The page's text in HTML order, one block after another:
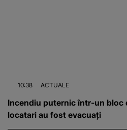
10:38 ACTUALE
Incendiu puternic într-un bloc
locatari au fost evacuați